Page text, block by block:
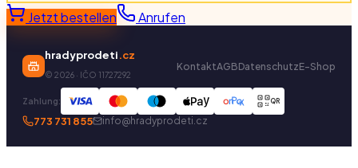
Jetzt bestellen Anrufen
hradyprodeti.cz
© 2026 · IČO 11727292
KontaktAGBDatenschutzE-Shop
Zahlung: QR
773 731 855 info@hradyprodeti.cz